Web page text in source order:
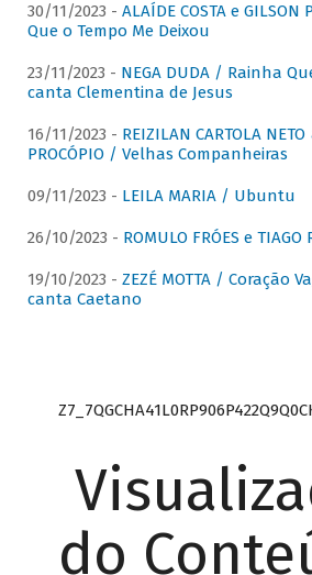
30/11/2023 - ALAÍDE COSTA e GILSON
Que o Tempo Me Deixou
23/11/2023 - NEGA DUDA / Rainha
canta Clementina de Jesus
16/11/2023 - REIZILAN CARTOLA
PROCÓPIO / Velhas Companheiras
09/11/2023 - LEILA MARIA / Ubuntu
26/10/2023 - ROMULO FRÓES e
19/10/2023 - ZEZÉ MOTTA / Coração
canta Caetano
do